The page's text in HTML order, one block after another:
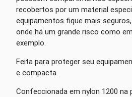
recobertos por um material
equipamentos fique mais
onde há um grande risco como
exemplo.
Feita para proteger seu
e compacta.
Confeccionada em nylon 1200 na